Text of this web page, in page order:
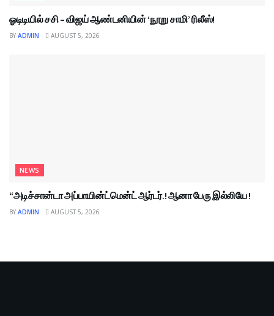
ஓடிடியில் சசி – விஜய் ஆண்டனியின் ‘நூறு சாமி’ ரிலீஸ்!
BY ADMIN AUGUST 5, 2026
NEWS
“அடிச்சான்டா அப்பாயின்ட்மென்ட் ஆர்டர்.! ஆனா பேரு இல்லியே !
BY ADMIN AUGUST 5, 2026